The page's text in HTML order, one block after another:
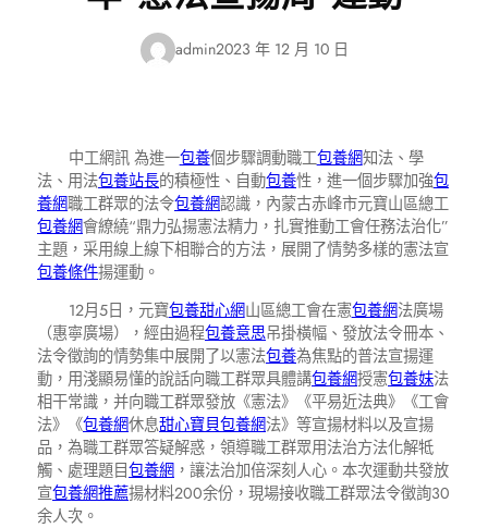
admin2023 年 12 月 10 日
中工網訊 為進一包養個步驟調動職工包養網知法、學
法、用法包養站長的積極性、自動包養性，進一個步驟加強包
養網職工群眾的法令包養網認識，內蒙古赤峰市元寶山區總工
包養網會繚繞“鼎力弘揚憲法精力，扎實推動工會任務法治化”
主題，采用線上線下相聯合的方法，展開了情勢多樣的憲法宣
包養條件揚運動。
12月5日，元寶包養甜心網山區總工會在憲包養網法廣場
（惠寧廣場），經由過程包養意思吊掛橫幅、發放法令冊本、
法令徵詢的情勢集中展開了以憲法包養為焦點的普法宣揚運
動，用淺顯易懂的說話向職工群眾具體講包養網授憲包養妹法
相干常識，并向職工群眾發放《憲法》《平易近法典》《工會
法》《包養網休息甜心寶貝包養網法》等宣揚材料以及宣揚
品，為職工群眾答疑解惑，領導職工群眾用法治方法化解牴
觸、處理題目包養網 ，讓法治加倍深刻人心。本次運動共發放
宣包養網推薦揚材料200余份，現場接收職工群眾法令徵詢30
余人次。